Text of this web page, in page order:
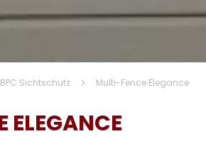
BPC Sichtschutz Multi-Fence Elegance
ELEGANCE